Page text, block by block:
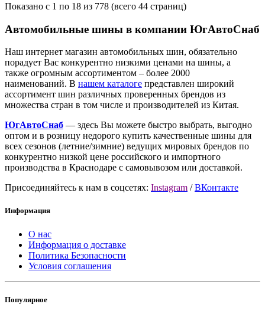
Показано с 1 по 18 из 778 (всего 44 страниц)
Автомобильные шины в компании ЮгАвтоСнаб
Наш интернет магазин автомобильных шин, обязательно
порадует Вас конкурентно низкими ценами на шины, а
также огромным ассортиментом – более 2000
наименований. В нашем каталоге представлен широкий
ассортимент шин различных проверенных брендов из
множества стран в том числе и производителей из Китая.
ЮгАвтоСнаб — здесь Вы можете быстро выбрать, выгодно
оптом и в розницу недорого купить качественные шины для
всех сезонов (летние/зимние) ведущих мировых брендов по
конкурентно низкой цене российского и импортного
производства в Краснодаре с самовывозом или доставкой.
Присоединяйтесь к нам в соцсетях: Instagram /ВКонтакте
Информация
О нас
Информация о доставке
Политика Безопасности
Условия соглашения
Популярное